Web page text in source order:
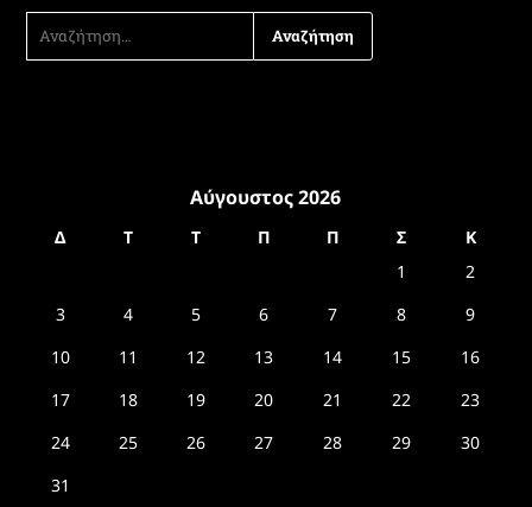
ΑΝΑΖΉΤΗΣΗ
ΓΙΑ:
Αύγουστος 2026
Δ Τ Τ Π Π Σ
Κ
1
2
3
4 5 6 7 8
9
10
11 12 13 14 15
16
17
18 19 20 21 22
23
24
25 26 27 28 29
30
31